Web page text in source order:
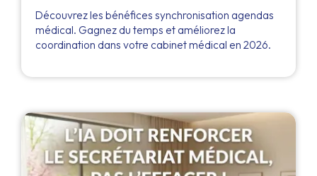
Découvrez les bénéfices synchronisation agendas
médical. Gagnez du temps et améliorez la
coordination dans votre cabinet médical en 2026.